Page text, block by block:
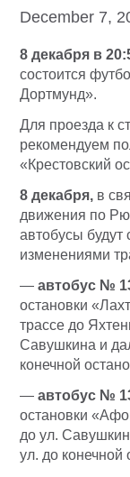
December 7,
8 декабря в
состоится
Дортмунд».
Для проезда к
рекомендуем
«Крестовский
8 декабря, в
движения по
автобусы будут
изменениями
— автобус №
остановки
трассе до
Савушкина и
конечной
— автобус №
остановки
до ул.
ул. до конечной